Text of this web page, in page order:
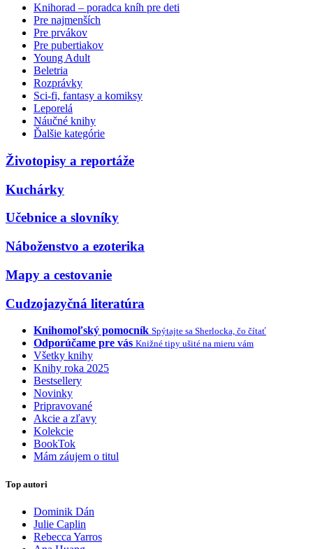
Knihorad – poradca kníh pre deti
Pre najmenších
Pre prvákov
Pre pubertiakov
Young Adult
Beletria
Rozprávky
Sci-fi, fantasy a komiksy
Leporelá
Náučné knihy
Ďalšie kategórie
Životopisy a reportáže
Kuchárky
Učebnice a slovníky
Náboženstvo a ezoterika
Mapy a cestovanie
Cudzojazyčná literatúra
Knihomoľský pomocník Spýtajte sa Sherlocka, čo čítať
Odporúčame pre vás Knižné tipy ušité na mieru vám
Všetky knihy
Knihy roka 2025
Bestsellery
Novinky
Pripravované
Akcie a zľavy
Kolekcie
BookTok
Mám záujem o titul
Top autori
Dominik Dán
Julie Caplin
Rebecca Yarros